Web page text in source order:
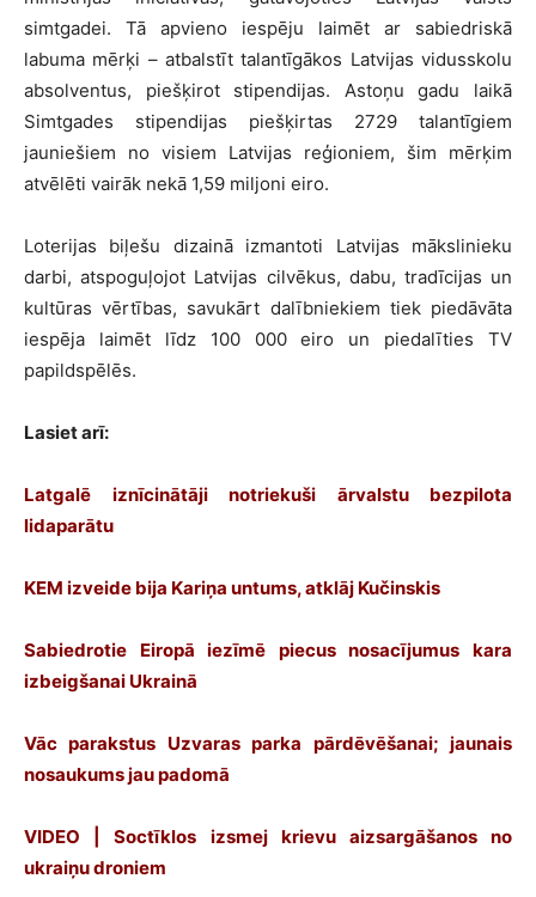
simtgadei. Tā apvieno iespēju laimēt ar sabiedriskā
labuma mērķi – atbalstīt talantīgākos Latvijas vidusskolu
absolventus, piešķirot stipendijas. Astoņu gadu laikā
Simtgades stipendijas piešķirtas 2729 talantīgiem
jauniešiem no visiem Latvijas reģioniem, šim mērķim
atvēlēti vairāk nekā 1,59 miljoni eiro.
Loterijas biļešu dizainā izmantoti Latvijas mākslinieku
darbi, atspoguļojot Latvijas cilvēkus, dabu, tradīcijas un
kultūras vērtības, savukārt dalībniekiem tiek piedāvāta
iespēja laimēt līdz 100 000 eiro un piedalīties TV
papildspēlēs.
Lasiet arī:
Latgalē iznīcinātāji notriekuši ārvalstu bezpilota
lidaparātu
KEM izveide bija Kariņa untums, atklāj Kučinskis
Sabiedrotie Eiropā iezīmē piecus nosacījumus kara
izbeigšanai Ukrainā
Vāc parakstus Uzvaras parka pārdēvēšanai; jaunais
nosaukums jau padomā
VIDEO | Soctīklos izsmej krievu aizsargāšanos no
ukraiņu droniem